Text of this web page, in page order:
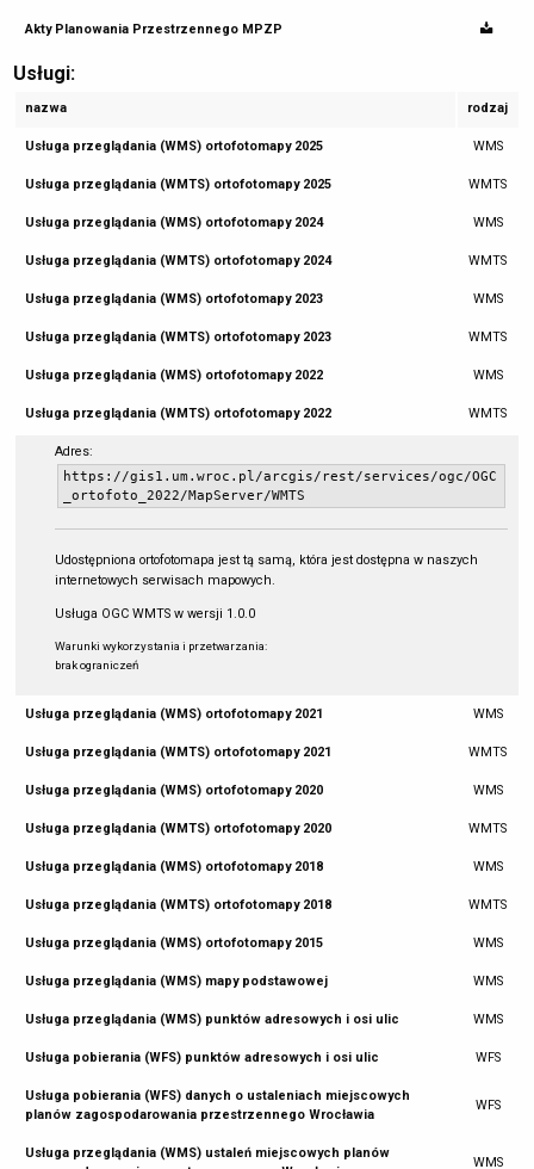
Akty Planowania Przestrzennego MPZP
Usługi:
nazwa rodzaj
Usługa przeglądania (WMS) ortofotomapy 2025 WMS
Usługa przeglądania (WMTS) ortofotomapy 2025 WMTS
Usługa przeglądania (WMS) ortofotomapy 2024 WMS
Usługa przeglądania (WMTS) ortofotomapy 2024 WMTS
Usługa przeglądania (WMS) ortofotomapy 2023 WMS
Usługa przeglądania (WMTS) ortofotomapy 2023 WMTS
Usługa przeglądania (WMS) ortofotomapy 2022 WMS
Usługa przeglądania (WMTS) ortofotomapy 2022 WMTS
Adres:
https://gis1.um.wroc.pl/arcgis/rest/services/ogc/OGC
_ortofoto_2022/MapServer/WMTS
Udostępniona ortofotomapa jest tą samą, która jest dostępna w naszych
internetowych serwisach mapowych.
Usługa OGC WMTS w wersji 1.0.0
Warunki wykorzystania i przetwarzania:
brak ograniczeń
Usługa przeglądania (WMS) ortofotomapy 2021 WMS
Usługa przeglądania (WMTS) ortofotomapy 2021 WMTS
Usługa przeglądania (WMS) ortofotomapy 2020 WMS
Usługa przeglądania (WMTS) ortofotomapy 2020 WMTS
Usługa przeglądania (WMS) ortofotomapy 2018 WMS
Usługa przeglądania (WMTS) ortofotomapy 2018 WMTS
Usługa przeglądania (WMS) ortofotomapy 2015 WMS
Usługa przeglądania (WMS) mapy podstawowej WMS
Usługa przeglądania (WMS) punktów adresowych i osi ulic WMS
Usługa pobierania (WFS) punktów adresowych i osi ulic WFS
Usługa pobierania (WFS) danych o ustaleniach miejscowych
planów zagospodarowania przestrzennego Wrocławia
WFS
Usługa przeglądania (WMS) ustaleń miejscowych planów
WMS